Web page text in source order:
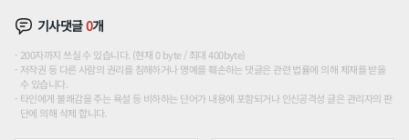
기사댓글0개
200자까지 쓰실 수 있습니다. (현재 0 byte / 최대 400byte)
저작권 등 다른 사람의 권리를 침해하거나 명예를 훼손하는 댓글은 관련 법률에 의해 제재를 받을
수 있습니다.
타인에게 불쾌감을 주는 욕설 등 비하하는 단어가 내용에 포함되거나 인신공격성 글은 관리자의 판
단에 의해 삭제 합니다.